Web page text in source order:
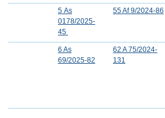
5 As
0178/2025-
45
55 Af 9/2024-86
6 As
69/2025-82
62 A 75/2024-
131